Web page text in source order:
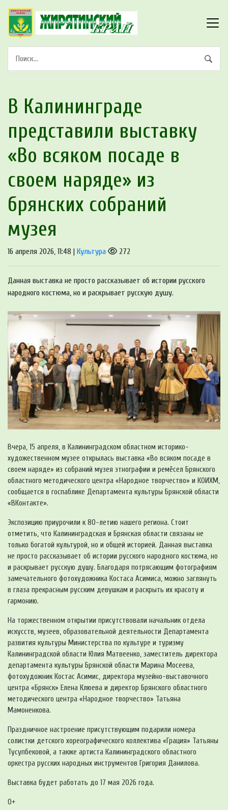
В Калининграде
представили выставку
«Во всяком посаде в
своем наряде» из
брянских собраний
музея
16 апреля 2026, 11:48 | Культура 272
Данная выставка не просто рассказывает об истории русского
народного костюма, но и раскрывает русскую душу.
Вчера, 15 апреля, в Калининградском областном историко-
художественном музее открылась выставка «Во всяком посаде в
своем наряде» из собраний музея этнографии и ремёсел Брянского
областного методического центра «Народное творчество» и КОИХМ,
сообщается в госпаблике Департамента культуры Брянской области
«ВКонтакте».
Экспозицию приурочили к 80-летию нашего региона. Стоит
отметить, что Калининградская и Брянская области связаны не
только богатой культурой, но и общей историей. Данная выставка
не просто рассказывает об истории русского народного костюма, но
и раскрывает русскую душу. Благодаря потрясающим фотографиям
замечательного фотохудожника Костаса Асимиса, можно заглянуть
в глаза прекрасным русским девушкам и раскрыть их красоту и
гармонию.
На торжественном открытии присутствовали начальник отдела
искусств, музеев, образовательной деятельности Департамента
развития культуры Министерства по культуре и туризму
Калининградской области Юлия Матвеенко, заместитель директора
департамента культуры Брянской области Марина Мосеева,
фотохудожник Костас Асимис, директора музейно-выставочного
центра «Брянск» Елена Клюева и директор Брянского областного
методического центра «Народное творчество» Татьяна
Мамоненкова.
Праздничное настроение присутствующим подарили номера
солистки детского хореографического коллектива «Грация» Татьяны
Тусупбековой, а также артиста Калининградского областного
оркестра русских народных инструментов Григория Данилова.
Выставка будет работать до 17 мая 2026 года.
0+